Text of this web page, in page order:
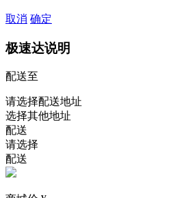
取消 确定
极速达说明
配送至
请选择配送地址
选择其他地址
配送
请选择
配送